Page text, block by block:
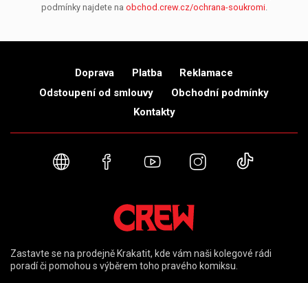
podmínky najdete na obchod.crew.cz/ochrana-soukromi.
Doprava Platba
Reklamace
Odstoupení od smlouvy
Obchodní podmínky
Kontakty
Webové stránky
FacebookYouTubeInstagram
Zastavte se na prodejně Krakatit, kde vám naši kolegové rádi
poradí či pomohou s výběrem toho pravého komiksu.